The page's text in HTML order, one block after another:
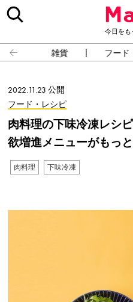
今日をも
雑貨 フード
2022.11.23 公開
フード・レシピ
肉料理の下味冷凍レシ
欲増進メニューがもっ
肉料理 下味冷凍